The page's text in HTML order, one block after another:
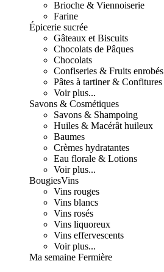
Brioche & Viennoiserie
Farine
Épicerie sucrée
Gâteaux et Biscuits
Chocolats de Pâques
Chocolats
Confiseries & Fruits enrobés
Pâtes à tartiner & Confitures
Voir plus...
Savons & Cosmétiques
Savons & Shampoing
Huiles & Macérât huileux
Baumes
Crèmes hydratantes
Eau florale & Lotions
Voir plus...
BougiesVins
Vins rouges
Vins blancs
Vins rosés
Vins liquoreux
Vins effervescents
Voir plus...
Ma semaine Fermière